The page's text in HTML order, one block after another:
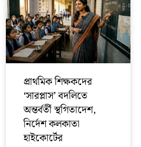
প্রাথমিক শিক্ষকদের
‘সারপ্লাস’ বদলিতে
অন্তর্বর্তী স্থগিতাদেশ,
নির্দেশ কলকাতা
হাইকোর্টের